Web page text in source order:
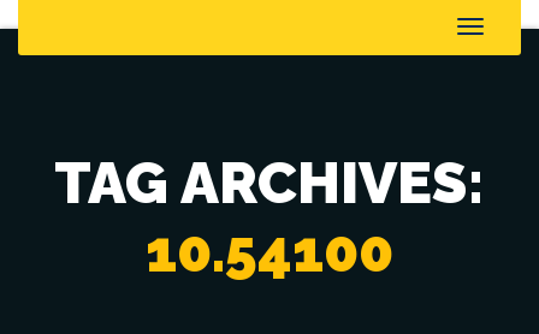
Toggle
TAG ARCHIVES:
10.54100